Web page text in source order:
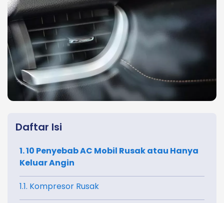
Daftar Isi
1. 10 Penyebab AC Mobil Rusak atau Hanya
Keluar Angin
1.1. Kompresor Rusak